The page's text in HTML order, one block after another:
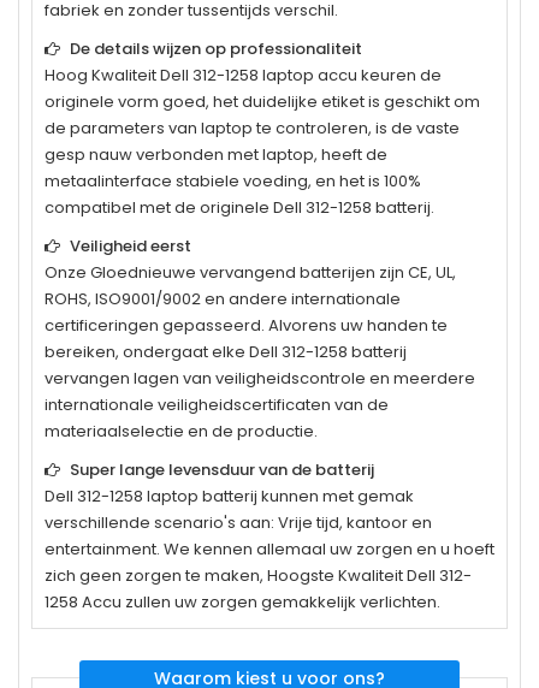
fabriek en zonder tussentijds verschil.
De details wijzen op professionaliteit
Hoog KwaliteitDell 312-1258 laptop accu keuren de
originele vorm goed, het duidelijke etiket is geschikt om
de parameters van laptop te controleren, is de vaste
gesp nauw verbonden met laptop, heeft de
metaalinterface stabiele voeding, en het is 100%
compatibel met de originele Dell 312-1258 batterij.
Veiligheid eerst
Onze Gloednieuwe vervangend batterijen zijn CE, UL,
ROHS, ISO9001/9002 en andere internationale
certificeringen gepasseerd. Alvorens uw handen te
bereiken, ondergaat elke Dell 312-1258 batterij
vervangen lagen van veiligheidscontrole en meerdere
internationale veiligheidscertificaten van de
materiaalselectie en de productie.
Super lange levensduur van de batterij
Dell 312-1258 laptop batterij kunnen met gemak
verschillende scenario's aan: Vrije tijd, kantoor en
entertainment. We kennen allemaal uw zorgen en u hoeft
zich geen zorgen te maken, Hoogste Kwaliteit Dell 312-
1258 Accu zullen uw zorgen gemakkelijk verlichten.
Waarom kiest u voor ons?